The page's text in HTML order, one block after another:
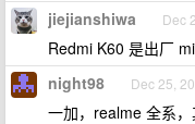
jiejianshiwa Dec
Redmi K60 是出厂
night98 Dec 25,
一加，realme 全系